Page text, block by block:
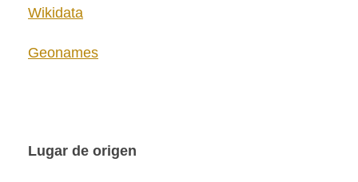
Wikidata
Geonames
Lugar de origen